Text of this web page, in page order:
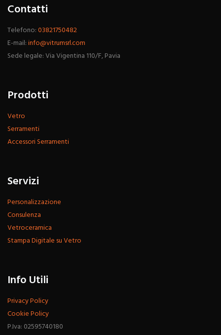
Contatti
Telefono:03821750482
E-mail:info@vitrumsrl.com
Sede legale: Via Vigentina 110/F, Pavia
Prodotti
Vetro
Serramenti
Accessori Serramenti
Servizi
Personalizzazione
Consulenza
Vetroceramica
Stampa Digitale su Vetro
Info Utili
Privacy Policy
Cookie Policy
P.Iva: 02595740180